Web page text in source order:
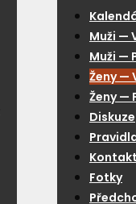
Muži —
Muži —
Ženy —
Ženy —
Diskuze
Fotky